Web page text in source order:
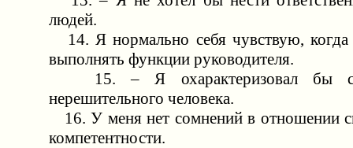
людей.
14. Я нормально себя чувствую, когда
выполнять функции руководителя.
15. – Я охарактеризовал бы
нерешительного человека.
16. У меня нет сомнений в отношении
компетентности.